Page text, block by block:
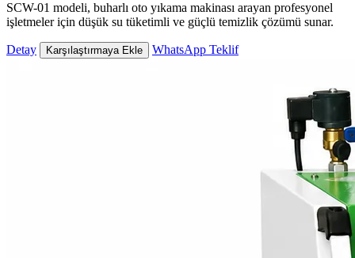
SCW-01 modeli, buharlı oto yıkama makinası arayan profesyonel
işletmeler için düşük su tüketimli ve güçlü temizlik çözümü sunar.
Detay Karşılaştırmaya Ekle WhatsApp Teklif